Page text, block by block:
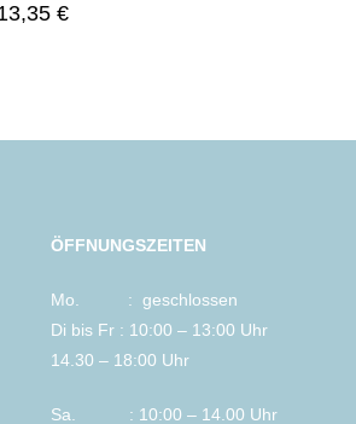
€
ÖFFNUNGSZEITEN
Mo. : geschlossen
Di bis Fr : 10:00 – 13:00 Uhr
14.30 – 18:00 Uhr
Sa. : 10:00 – 14.00 Uhr